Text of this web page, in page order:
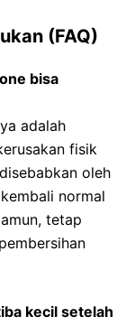
(FAQ)
bisa
adalah
fisik
oleh
normal
tetap
kecil setelah